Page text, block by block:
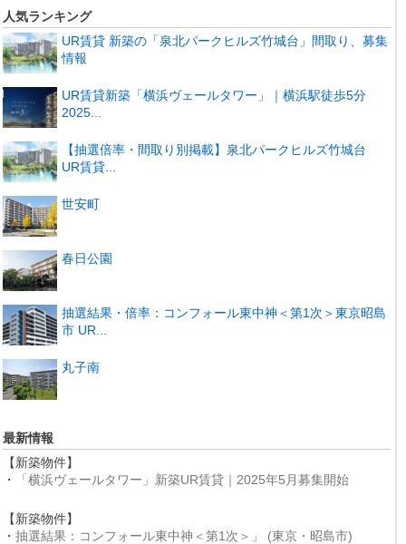
人気ランキング
UR賃貸 新築の「泉北パークヒルズ竹城台」間取り、募集
情報
UR賃貸新築「横浜ヴェールタワー」｜横浜駅徒歩5分
2025...
【抽選倍率・間取り別掲載】泉北パークヒルズ竹城台
UR賃貸...
世安町
春日公園
抽選結果・倍率：コンフォール東中神＜第1次＞東京昭島
市 UR...
丸子南
最新情報
【新築物件】
・
「横浜ヴェールタワー」新築UR賃貸｜2025年5月募集開始
【新築物件】
・ 抽選結果：コンフォール東中神＜第1次＞」 (東京・昭島市)